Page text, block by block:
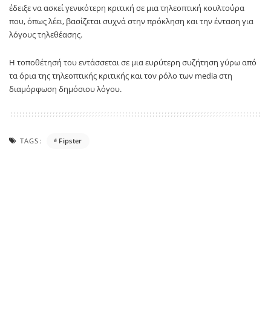
έδειξε να ασκεί γενικότερη κριτική σε μια τηλεοπτική κουλτούρα
που, όπως λέει, βασίζεται συχνά στην πρόκληση και την ένταση για
λόγους τηλεθέασης.
Η τοποθέτησή του εντάσσεται σε μια ευρύτερη συζήτηση γύρω από
τα όρια της τηλεοπτικής κριτικής και τον ρόλο των media στη
διαμόρφωση δημόσιου λόγου.
TAGS: Fipster